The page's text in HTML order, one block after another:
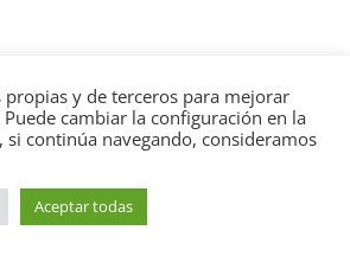
Fray Juan Altamiras| Desarrollado
y de terceros para mejorar
cambiar la configuración en la
si continúa navegando, consideramos
Aceptar todas